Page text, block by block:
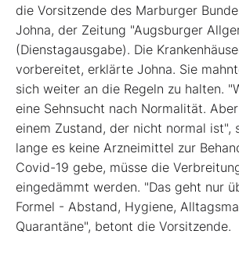
die Vorsitzende des Marburger
Johna, der Zeitung "Augsburger
(Dienstagausgabe). Die
vorbereitet, erklärte Johna. Sie
sich weiter an die Regeln zu halten.
eine Sehnsucht nach Normalität.
einem Zustand, der nicht normal ist",
lange es keine Arzneimittel zur
Covid-19 gebe, müsse die
eingedämmt werden. "Das geht nur
Formel - Abstand, Hygiene,
Quarantäne", betont die Vorsitzende.